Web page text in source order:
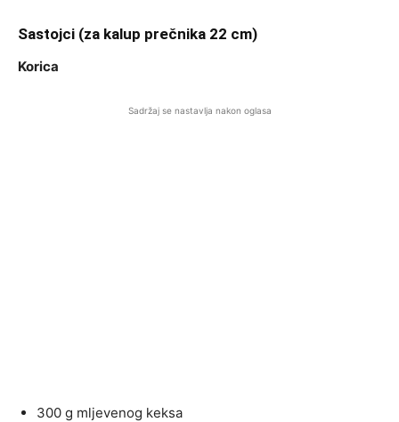
Sastojci (za kalup prečnika 22 cm)
Korica
Sadržaj se nastavlja nakon oglasa
300 g mljevenog keksa